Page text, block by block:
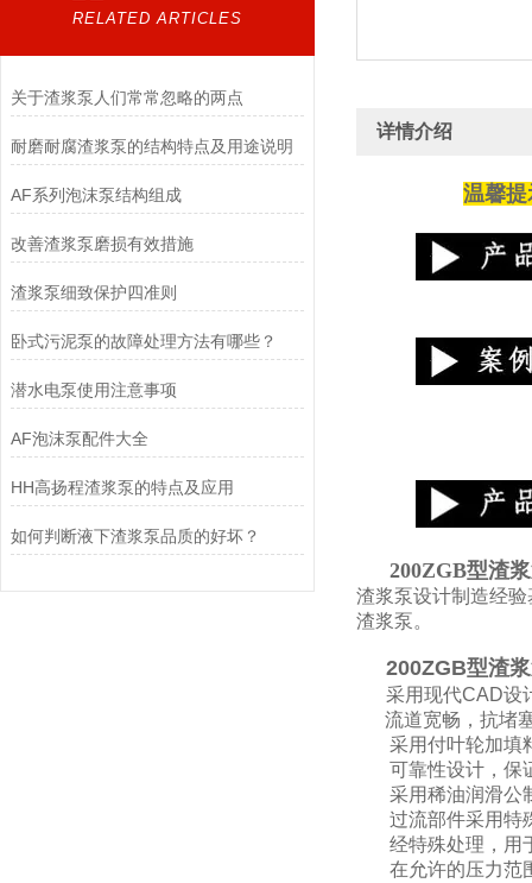
RELATED ARTICLES
关于渣浆泵人们常常忽略的两点
耐磨耐腐渣浆泵的结构特点及用途说明
AF系列泡沫泵结构组成
改善渣浆泵磨损有效措施
渣浆泵细致保护四准则
卧式污泥泵的故障处理方法有哪些？
潜水电泵使用注意事项
AF泡沫泵配件大全
HH高扬程渣浆泵的特点及应用
如何判断液下渣浆泵品质的好坏？
详情介绍
温馨
200ZGB型渣
渣浆泵设计制造经
渣浆泵。
200ZGB型渣
采用现代CAD设
流道宽畅，抗堵
采用付叶轮加填
可靠性设计，保
采用稀油润滑公
过流部件采用特
经特殊处理，用
在允许的压力范